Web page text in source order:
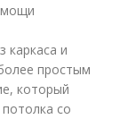
каркаса и
простым
который
со